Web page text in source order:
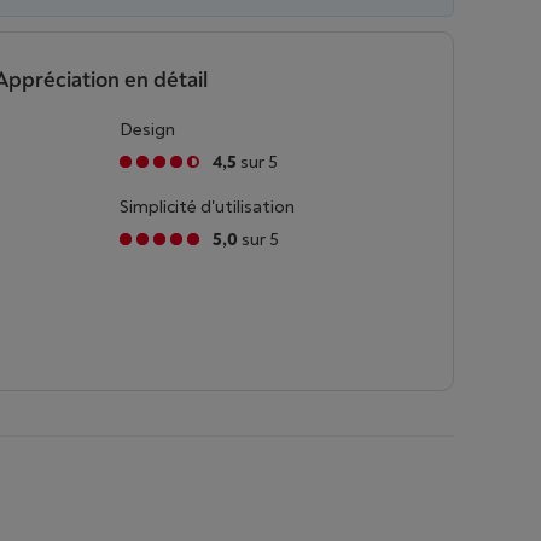
en détail
Design
4,5 sur 5
Simplicité d'utilisation
5,0 sur 5